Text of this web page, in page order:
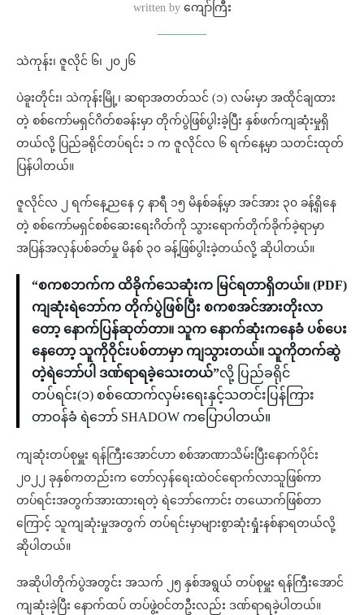
written by ကျော်ကြီး
သဲကုန်း၊ ဇူလိုင် ၆၊ ၂၀၂၆
ပဲခူးတိုင်း၊ သဲကုန်းမြို့၊ ဆရာအတတ်သင် (၁) လမ်းမှာ အထိုင်ချထား
တဲ့ စစ်ကော်မရှင်ဂိတ်စခန်းမှာ တိုက်ပွဲဖြစ်ပွါးခဲ့ပြီး နှစ်ဖက်ကျဆုံးမှုရှိ
တယ်လို့ ပြည်ခရိုင်တပ်ရင်း ၁ က ဇူလိုင်လ ၆ ရက်နေ့မှာ သတင်းထုတ်
ပြန်ပါတယ်။
ဇူလိုင်လ ၂ ရက်နေ့ညနေ ၄ နာရီ ၁၅ မိနစ်ခန့်မှာ အင်အား ၃၀ ခန့်ရှိနေ
တဲ့ စစ်ကော်မရှင်စစ်ဆေးရေးဂိတ်ကို သွားရောက်တိုက်ခိုက်ခဲ့ရာမှာ
အပြန်အလှန်ပစ်ခတ်မှု မိနစ် ၃၀ ခန့်ဖြစ်ပွါးခဲ့တယ်လို့ ဆိုပါတယ်။
“စကစဘက်က ထိခိုက်သေဆုံးက မြင်ရတာရှိတယ်။ (PDF)
ကျဆုံးရဲဘော်က တိုက်ပွဲဖြစ်ပြီး စကစအင်အားတိုးလာ
တော့ နောက်ပြန်ဆုတ်တာ။ သူက နောက်ဆုံးကနေခံ ပစ်ပေး
နေတော့ သူကိုဝိုင်းပစ်တာမှာ ကျသွားတယ်။ သူကိုတက်ဆွဲ
တဲ့ရဲဘော်ပါ ဒဏ်ရာရခဲ့သေးတယ်”လို့ ပြည်ခရိုင်
တပ်ရင်း(၁) စစ်ထောက်လှမ်းရေးနှင့်သတင်းပြန်ကြား
တာဝန်ခံ ရဲဘော် SHADOW ကပြောပါတယ်။
ကျဆုံးတပ်စုမှူး ရန်ကြီးအောင်ဟာ စစ်အာဏာသိမ်းပြီးနောက်ပိုင်း
၂၀၂၂ ခုနှစ်ကတည်းက တော်လှန်ရေးထဲဝင်ရောက်လာသူဖြစ်ကာ
တပ်ရင်းအတွက်အားထားရတဲ့ ရဲဘော်ကောင်း တယောက်ဖြစ်တာ
ကြောင့် သူကျဆုံးမှုအတွက် တပ်ရင်းမှာများစွာဆုံးရှုံးနစ်နာရတယ်လို့
ဆိုပါတယ်။
အဆိုပါတိုက်ပွဲအတွင်း အသက် ၂၅ နှစ်အရွယ် တပ်စုမှူး ရန်ကြီးအောင်
ကျဆုံးခဲ့ပြီး နောက်ထပ် တပ်ဖွဲ့ဝင်တဦးလည်း ဒဏ်ရာရခဲ့ပါတယ်။